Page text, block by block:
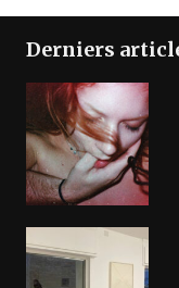
Derniers